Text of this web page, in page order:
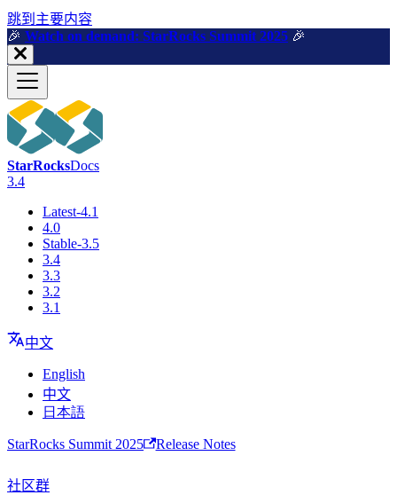
跳到主要内容
🎉️ Watch on demand: StarRocks Summit 2025 🎉️
StarRocksDocs
3.4
Latest-4.1
4.0
Stable-3.5
3.4
3.3
3.2
3.1
中文
English
中文
日本語
StarRocks Summit 2025 Release Notes
社区群